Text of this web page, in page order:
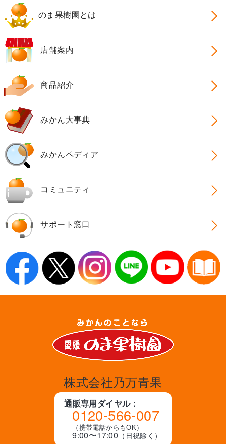
のま果樹園とは
店舗案内
商品紹介
みかん大事典
みかんペディア
コミュニティ
サポート窓口
株式会社乃万青果
通販専用ダイヤル：
0120-566-007
（携帯電話からもOK）
9:00〜17:00 （日祝除く）